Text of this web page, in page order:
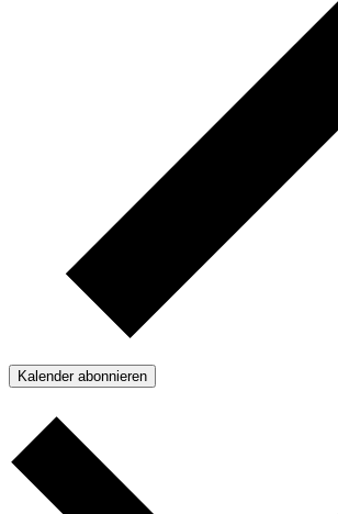
Kalender abonnieren